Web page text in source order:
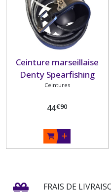
Ceinture marseillaise
Denty Spearfishing
Ceintures
44€90
FRAIS DE